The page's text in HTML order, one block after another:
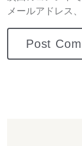
メールアドレス